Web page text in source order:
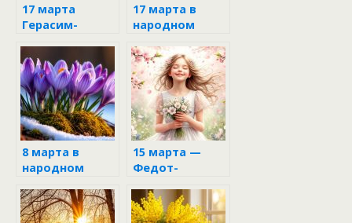
17 марта
Герасим-
17 марта в
народном
8 марта в
народном
Поликарп:
традиции,
15 марта —
Федот-
обязательно
нужно сделать,